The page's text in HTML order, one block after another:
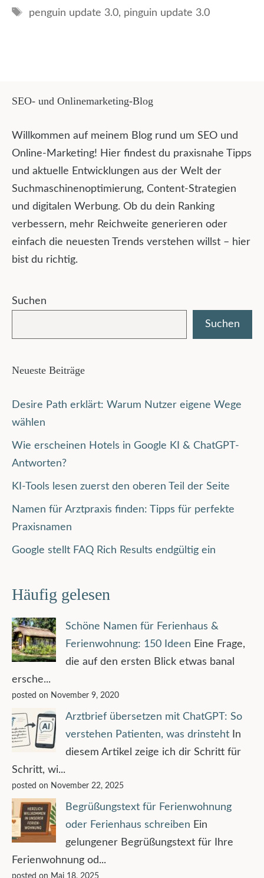
Schlagwörter
penguin update 3.0, pinguin update 3.0
SEO- und Onlinemarketing-Blog
Willkommen auf meinem Blog rund um SEO und
Online-Marketing! Hier findest du praxisnahe Tipps
und aktuelle Entwicklungen aus der Welt der
Suchmaschinenoptimierung, Content-Strategien
und digitalen Werbung. Ob du dein Ranking
verbessern, mehr Reichweite generieren oder
einfach die neuesten Trends verstehen willst – hier
bist du richtig.
Suchen
Suchen
Neueste Beiträge
Desire Path erklärt: Warum Nutzer eigene Wege
wählen
Wie erscheinen Hotels in Google KI & ChatGPT-
Antworten?
KI-Tools lesen zuerst den oberen Teil der Seite
Namen für Arztpraxis finden: Tipps für perfekte
Praxisnamen
Google stellt FAQ Rich Results endgültig ein
Häufig gelesen
Schöne Namen für Ferienhaus &
Ferienwohnung: 150 Ideen Eine Frage,
die auf den ersten Blick etwas banal
ersche...
posted on November 9, 2020
Arztbrief übersetzen mit ChatGPT: So
verstehen Patienten, was drinsteht
In
diesem Artikel zeige ich dir Schritt für
Schritt, wi...
posted on November 22, 2025
Begrüßungstext für Ferienwohnung
oder Ferienhaus schreiben Ein
gelungener Begrüßungstext für Ihre
Ferienwohnung od...
posted on Mai 18, 2025